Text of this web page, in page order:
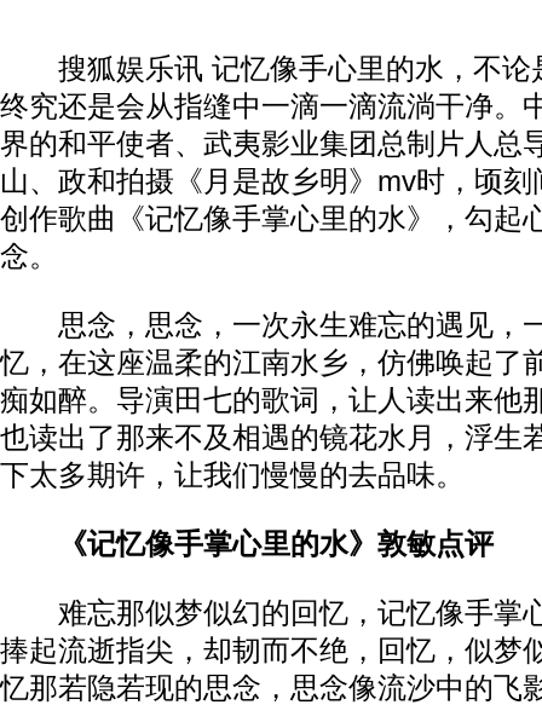
搜狐娱乐讯 记忆像手心里的水，不论
终究还是会从指缝中一滴一滴流淌干净。
界的和平使者、武夷影业集团总制片人总
山、政和拍摄《月是故乡明》mv时，顷
创作歌曲《记忆像手掌心里的水》，勾起
念。
思念，思念，一次永生难忘的遇见，
忆，在这座温柔的江南水乡，仿佛唤起了
痴如醉。导演田七的歌词，让人读出来他
也读出了那来不及相遇的镜花水月，浮生
下太多期许，让我们慢慢的去品味。
《记忆像手掌心里的水》敦敏点评
难忘那似梦似幻的回忆，记忆像手掌
捧起流逝指尖，却韧而不绝，回忆，似梦
忆那若隐若现的思念，思念像流沙中的飞